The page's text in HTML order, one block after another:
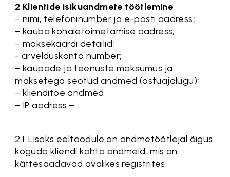
2 Klientide isikuandmete töötlemine
− nimi, telefoninumber ja e-posti aadress;
− kauba kohaletoimetamise aadress;
− maksekaardi detailid;
- arvelduskonto number;
− kaupade ja teenuste maksumus ja
maksetega seotud andmed (ostuajalugu);
− klienditoe andmed
− IP aadress −
2.1. Lisaks eeltoodule on andmetöötlejal õigus
koguda kliendi kohta andmeid, mis on
kättesaadavad avalikes registrites.